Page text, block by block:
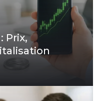
Prix,